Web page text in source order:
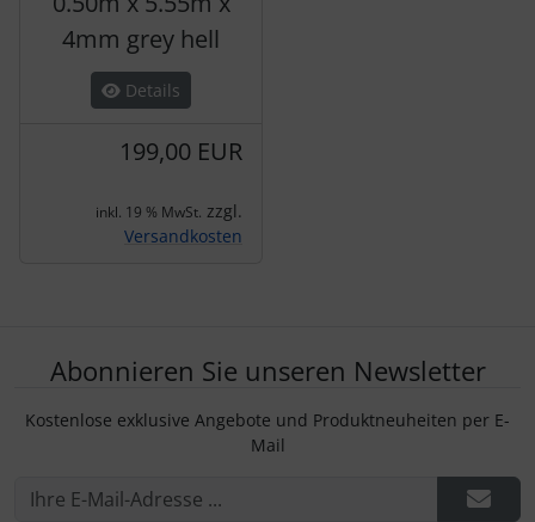
4mm grey hell
Details
199,00 EUR
inkl. 19 % MwSt. zzgl.
Versandkosten
Abonnieren Sie unseren Newsletter
Kostenlose exklusive Angebote und Produktneuheiten per E-
Mail